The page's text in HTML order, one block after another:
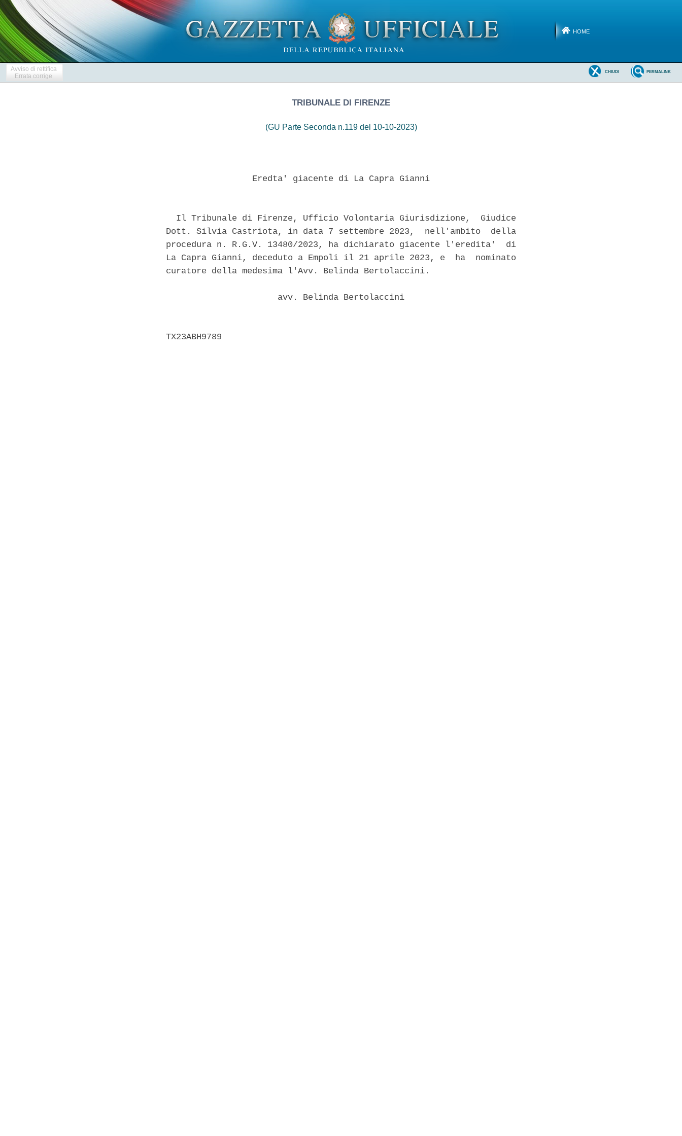
HOME
Avviso di rettifica
Errata corrige
PERMALINK
CHIUDI
TRIBUNALE DI FIRENZE
(GU Parte Seconda n.119 del 10-10-2023)
                 Eredta' giacente di La Capra Gianni
  Il Tribunale di Firenze, Ufficio Volontaria Giurisdizione,  Giudice
Dott. Silvia Castriota, in data 7 settembre 2023,  nell'ambito  della
procedura n. R.G.V. 13480/2023, ha dichiarato giacente l'eredita'  di
La Capra Gianni, deceduto a Empoli il 21 aprile 2023, e  ha  nominato
curatore della medesima l'Avv. Belinda Bertolaccini.
                      avv. Belinda Bertolaccini